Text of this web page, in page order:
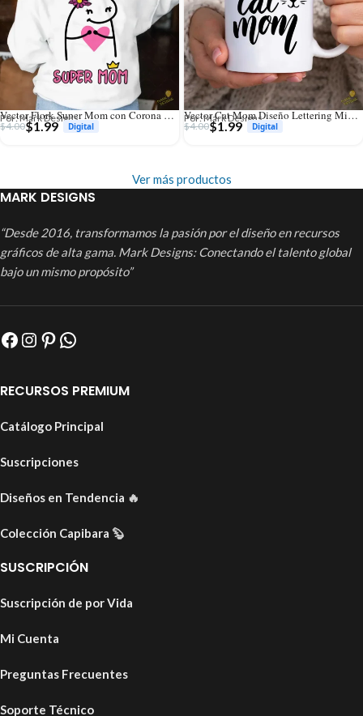
Vector Flork Super Mom con Corona y Flores para Sublimación
Por: Mark Designs
$4.00$1.99
Vector Cat Mom Diseño Lettering Minimalista para Sublimación
Por: Mark Designs
$4.00$1.99
Ver más productos
MARK DESIGNS
“Desde 2016, transformamos la pasión por el diseño en recursos
gráficos de alta gama. Mark Designs: Conectando el talento global
bajo un mismo propósito”
RECURSOS PREMIUM
Catálogo Principal
Suscripciones
Diseños en Tendencia 🔥
Colección Capibara 🦫
SUSCRIPCIÓN
Suscripción de por Vida
Mi Cuenta
Preguntas Frecuentes
Soporte Técnico